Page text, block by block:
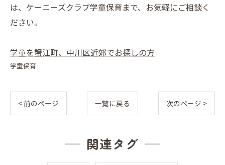
は、ケーニーズクラブ学童保育まで、お気軽にご相談く
ださい。
学童を蟹江町、中川区近郊でお探しの方
学童保育
< 前のページ 一覧に戻る 次のページ >
関連タグ